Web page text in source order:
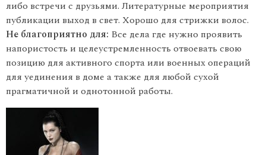
либо встречи с друзьями. Литературные мероприятия
публикации выход в свет. Хорошо для стрижки волос.
Не благоприятно для: Все дела где нужно проявить
напористость и целеустремленность отвоевать свою
позицию для активного спорта или военных операций
для уединения в доме а также для любой сухой
прагматичной и однотонной работы.